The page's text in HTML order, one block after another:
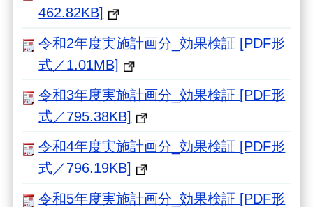
462.82KB]
令和2年度実施計画分_効果検証 [PDF形
式／1.01MB]
令和3年度実施計画分_効果検証 [PDF形
式／795.38KB]
令和4年度実施計画分_効果検証 [PDF形
式／796.19KB]
令和5年度実施計画分_効果検証 [PDF形